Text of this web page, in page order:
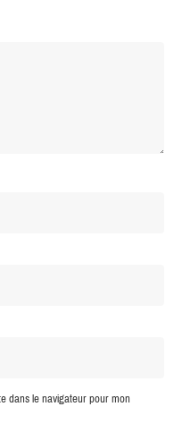
dans le navigateur pour mon